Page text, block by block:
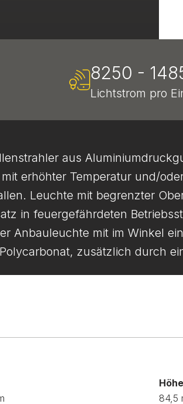
8250 -
Lichtstrom pro
aus
erhöhter Temperatur und/
Leuchte mit begrenzter
in feuergefährdeten
Anbauleuchte mit im Winkel
zusätzlich durch
Höhe
84,5